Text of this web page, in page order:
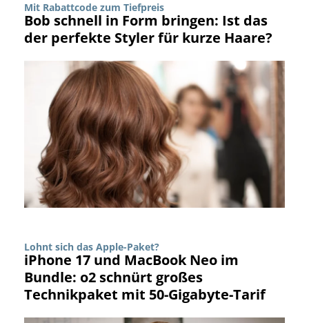
Mit Rabattcode zum Tiefpreis
Bob schnell in Form bringen: Ist das
der perfekte Styler für kurze Haare?
Lohnt sich das Apple-Paket?
iPhone 17 und MacBook Neo im
Bundle: o2 schnürt großes
Technikpaket mit 50-Gigabyte-Tarif